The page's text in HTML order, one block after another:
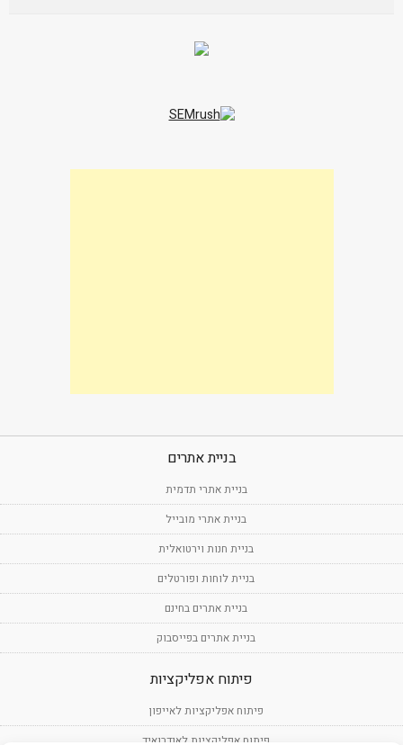
בניית אתרים
בניית אתרי תדמית
בניית אתרי מובייל
בניית חנות וירטואלית
בניית לוחות ופורטלים
בניית אתרים בחינם
בניית אתרים בפייסבוק
פיתוח אפליקציות
פיתוח אפליקציות לאייפון
פיתוח אפליקציות לאנדרואיד